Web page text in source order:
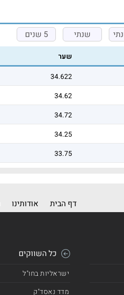
שנתי 5 שנים
שער
34.622
34.62
34.72
34.25
33.75
דף הבית אודותינו
כל השווקים
ישראליות בחו"ל
מדד נאסד"ק